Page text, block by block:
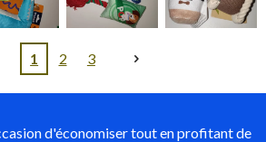
1 2 3
d'économiser tout en profitant de